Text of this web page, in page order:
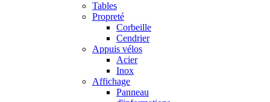
Tables
Propreté
Corbeille
Cendrier
Appuis vélos
Acier
Inox
Affichage
Panneau